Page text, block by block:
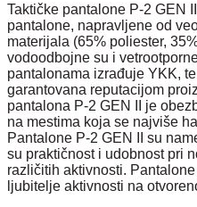
Taktičke pantalone P-2 GEN
pantalone, napravljene od
materijala (65% poliester,
vodoodbojne su i
pantalonama izrađuje YKK,
garantovana reputacijom
pantalona P-2 GEN II je
na mestima koja se najviše
Pantalone P-2 GEN II su
su praktičnost i udobnost pri
različitih aktivnosti.
ljubitelje aktivnosti na